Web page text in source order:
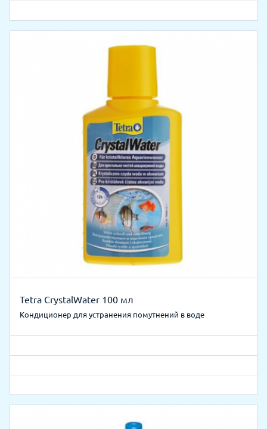
Tetra CrystalWater 100 мл
Кондиционер для устранения помутнений в воде